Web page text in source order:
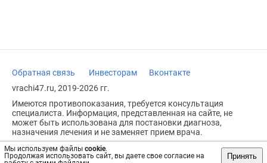
Мы используем файлы cookie.
Продолжая использовать сайт, вы даете свое согласие на
Принять
Обратная связь Инвесторам
Вконтакте
vrachi47.ru, 2019-2026 гг.
Имеются противопоказания, требуется консультация
специалиста. Информация, представленная на сайте, не
может быть использована для постановки диагноза,
назначения лечения и не заменяет прием врача.
Возрастное ограничение: 18+